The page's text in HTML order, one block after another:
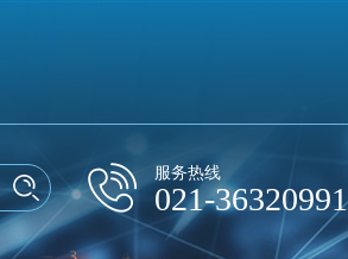
服务热线
021-36320991